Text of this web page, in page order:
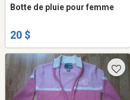
Botte de pluie pour femme
20 $